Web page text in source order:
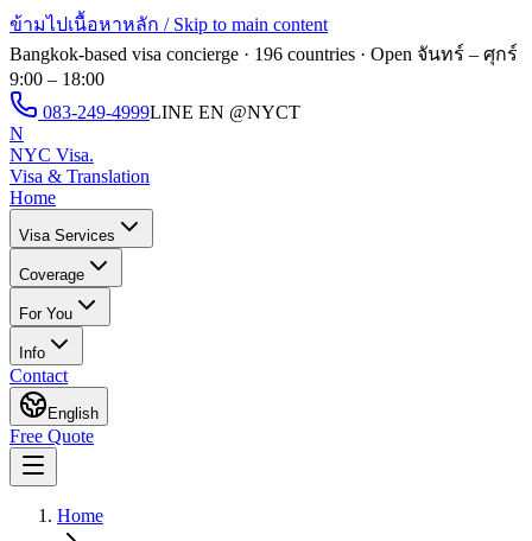
ข้ามไปเนื้อหาหลัก / Skip to main content
Bangkok-based visa concierge · 196 countries · Open จันทร์ – ศุกร์
9:00 – 18:00
083-249-4999LINE EN @NYCT
N
NYC Visa.
Visa & Translation
Home
Visa Services
Coverage
For You
Info
Contact
English
Free Quote
Home